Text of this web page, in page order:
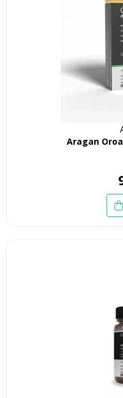
Aragan